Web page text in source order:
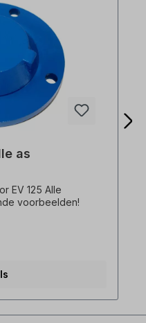
as
EV 125 Alle
voorbeelden!